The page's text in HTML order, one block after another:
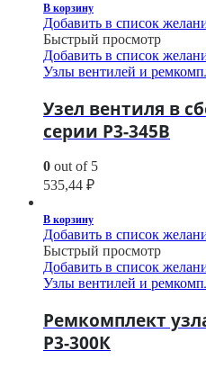
В корзину
Добавить в список
Быстрый просмотр
Добавить в список
Узлы вентилей и
Узел вентиля в
серии Р3-345В
0 out of 5
535,44 ₽
В корзину
Добавить в список
Быстрый просмотр
Добавить в список
Узлы вентилей и
Ремкомплект
Р3-300К